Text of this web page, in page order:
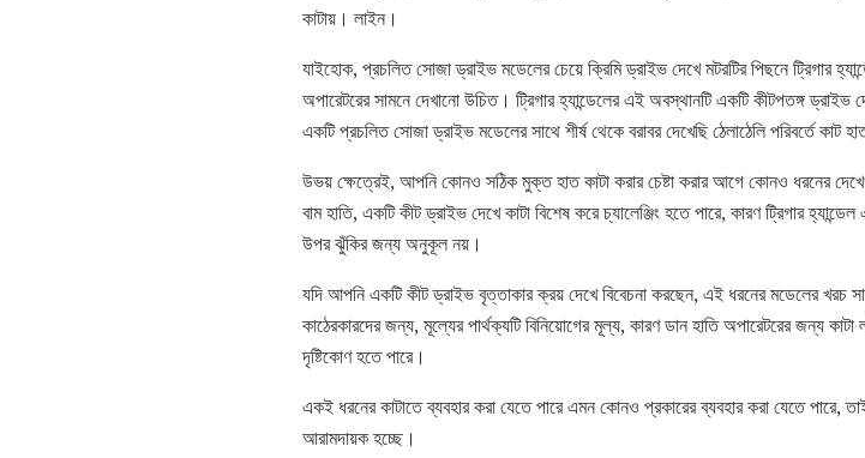
কাটায়। লাইন।
যাইহোক, প্রচলিত সোজা ড্রাইভ মডেলের চেয়ে ক্রিমি ড্রাইভ দেখে মটরটির পিছনে ট্রিগার
অপারেটরের সামনে দেখানো উচিত। ট্রিগার হ্যান্ডেলের এই অবস্থানটি একটি কীটপতঙ্গ
একটি প্রচলিত সোজা ড্রাইভ মডেলের সাথে শীর্ষ থেকে বরাবর দেখেছি ঠেলাঠেলি পরিবর্তে কাট
উভয় ক্ষেত্রেই, আপনি কোনও সঠিক মুক্ত হাত কাটা করার চেষ্টা করার আগে কোনও ধরনের
বাম হাতি, একটি কীট ড্রাইভ দেখে কাটা বিশেষ করে চ্যালেঞ্জিং হতে পারে, কারণ ট্রিগার
উপর ঝুঁকির জন্য অনুকূল নয়।
যদি আপনি একটি কীট ড্রাইভ বৃত্তাকার ক্রয় দেখে বিবেচনা করছেন, এই ধরনের মডেলের খরচ
কাঠেরকারদের জন্য, মূল্যের পার্থক্যটি বিনিয়োগের মূল্য, কারণ ডান হাতি অপারেটরের জন্য কাটা
দৃষ্টিকোণ হতে পারে।
একই ধরনের কাটাতে ব্যবহার করা যেতে পারে এমন কোনও প্রকারের ব্যবহার করা যেতে পারে,
আরামদায়ক হচ্ছে।